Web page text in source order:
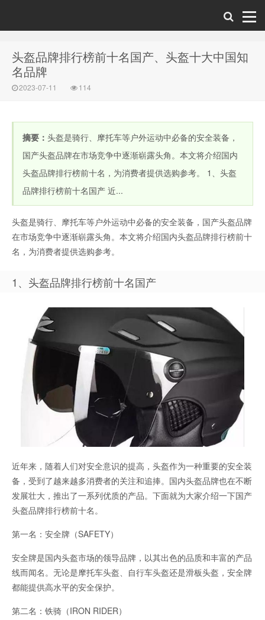
头盔品牌排行榜前十名国产、头盔十大中国知
名品牌
2023-07-11 114
摘要： 头盔是骑行、摩托车等户外运动中必备的安全装备，
国产头盔品牌在市场竞争中逐渐崭露头角。本文将介绍国内
头盔品牌排行榜前十名，为消费者提供选购参考。 1、头盔
品牌排行榜前十名国产 近...
头盔是骑行、摩托车等户外运动中必备的安全装备，国产头盔品牌
在市场竞争中逐渐崭露头角。本文将介绍国内头盔品牌排行榜前十
名，为消费者提供选购参考。
1、头盔品牌排行榜前十名国产
近年来，随着人们对安全意识的提高，头盔作为一种重要的安全装
备，受到了越来越多消费者的关注和追捧。国内头盔品牌也在不断
发展壮大，推出了一系列优质的产品。下面就为大家介绍一下国产
头盔品牌排行榜前十名。
第一名：安全牌（SAFETY）
安全牌是国内头盔市场的领导品牌，以其出色的品质和丰富的产品
线而闻名。无论是摩托车头盔、自行车头盔还是滑板头盔，安全牌
都能提供高水平的安全保护。
第二名：铁骑（IRON RIDER）